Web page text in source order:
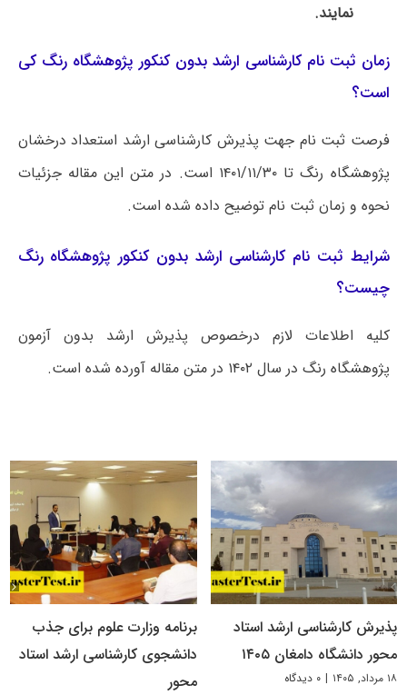
نمایند.
زمان ثبت نام کارشناسی ارشد بدون کنکور پژوهشگاه رنگ کی
است؟
فرصت ثبت نام جهت پذیرش کارشناسی ارشد استعداد درخشان
پژوهشگاه رنگ تا ۱۴۰۱/۱۱/۳۰ است. در متن این مقاله جزئیات
نحوه و زمان ثبت نام توضیح داده شده است.
شرایط ثبت نام کارشناسی ارشد بدون کنکور پژوهشگاه رنگ
چیست؟
کلیه اطلاعات لازم درخصوص پذیرش ارشد بدون آزمون
پژوهشگاه رنگ در سال ۱۴۰۲ در متن مقاله آورده شده است.
پذیرش کارشناسی ارشد استاد
محور دانشگاه دامغان ۱۴۰۵
۱۸ مرداد, ۱۴۰۵ | ۰ دیدگاه
برنامه وزارت علوم برای جذب
دانشجوی کارشناسی ارشد استاد
محور